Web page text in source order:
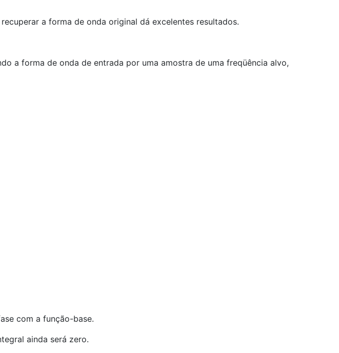
a forma de onda original dá excelentes resultados.
a forma de onda de entrada por uma amostra de uma freqüência alvo,
com a função-base.
ainda será zero.